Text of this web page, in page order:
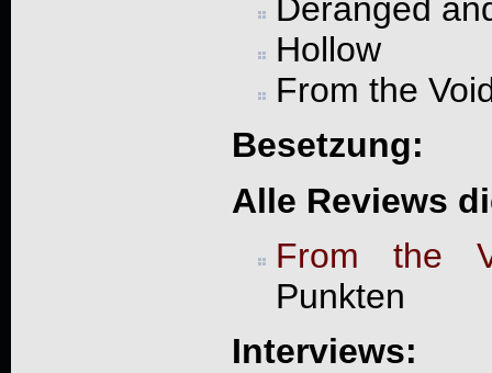
Deranged
Hollow
From the
Besetzung:
Alle Reviews
From the
Punkten
Interviews: